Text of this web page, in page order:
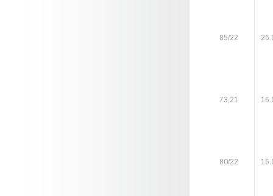
85/22
73,21
80/22